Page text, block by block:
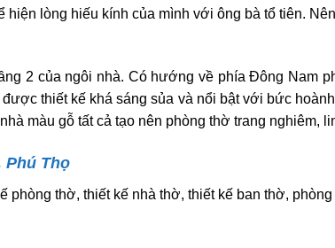
hiện lòng hiếu kính của mình với ông bà tổ tiên.
2 của ngôi nhà. Có hướng về phía Đông Nam
thiết kế khá sáng sủa và nổi bật với bức
màu gỗ tất cả tạo nên phòng thờ trang nghiêm,
Phú Thọ